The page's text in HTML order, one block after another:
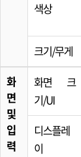
색상
크기/무게
화
면
및
입
력
화면 크
기/UI
디스플레
이